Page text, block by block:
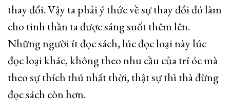
thay đổi. Vậy ta phải ý thức về sự thay đổi đó làm
cho tinh thần ta được sáng suốt thêm lên.
Những người ít đọc sách, lúc đọc loại này lúc
đọc loại khác, không theo nhu cầu của trí óc mà
theo sự thích thú nhất thời, thật sự thì thà đừng
đọc sách còn hơn.